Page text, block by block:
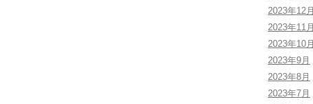
2023年12月
2023年11月
2023年10月
2023年9月
2023年8月
2023年7月